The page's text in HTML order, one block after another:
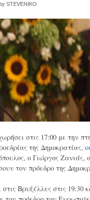
STEVENIKO
στις 17:00 με την
της Δημοκρατίας,
ο Γιώργος Ζανιάς,
τον πρόεδρο της
Βρυξέλλες στις 19:30